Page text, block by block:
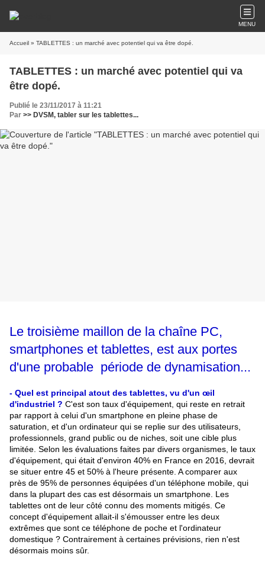
MENU
Accueil » TABLETTES : un marché avec potentiel qui va être dopé.
TABLETTES : un marché avec potentiel qui va
être dopé.
Publié le 23/11/2017 à 11:21
Par >> DVSM, tabler sur les tablettes...
Le troisième maillon de la chaîne PC,
smartphones et tablettes, est aux portes
d'une probable période de dynamisation...
- Quel est principal atout des tablettes, vu d'un œil
d'industriel ? C'est son taux d'équipement, qui reste en retrait
par rapport à celui d'un smartphone en pleine phase de
saturation, et d'un ordinateur qui se replie sur des utilisateurs,
professionnels, grand public ou de niches, soit une cible plus
limitée. Selon les évaluations faites par divers organismes, le taux
d'équipement, qui était d'environ 40% en France en 2016, devrait
se situer entre 45 et 50% à l'heure présente. A comparer aux
près de 95% de personnes équipées d'un téléphone mobile, qui
dans la plupart des cas est désormais un smartphone. Les
tablettes ont de leur côté connu des moments mitigés. Ce
concept d'équipement allait-il s'émousser entre les deux
extrêmes que sont ce téléphone de poche et l'ordinateur
domestique ? Contrairement à certaines prévisions, rien n'est
désormais moins sûr.